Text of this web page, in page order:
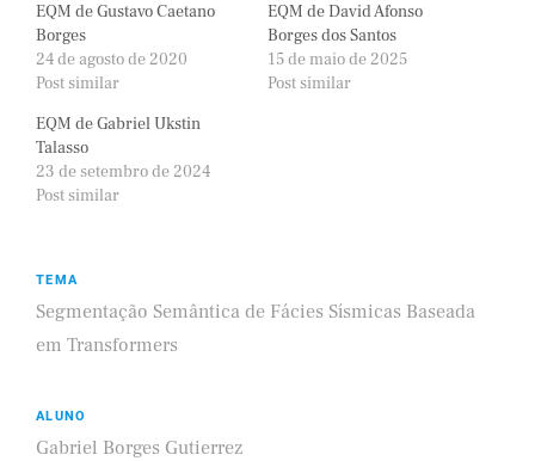
EQM de Gustavo Caetano
Borges
24 de agosto de 2020
Post similar
EQM de David Afonso
Borges dos Santos
15 de maio de 2025
Post similar
EQM de Gabriel Ukstin
Talasso
23 de setembro de 2024
Post similar
TEMA
Segmentação Semântica de Fácies Sísmicas Baseada
em Transformers
ALUNO
Gabriel Borges Gutierrez